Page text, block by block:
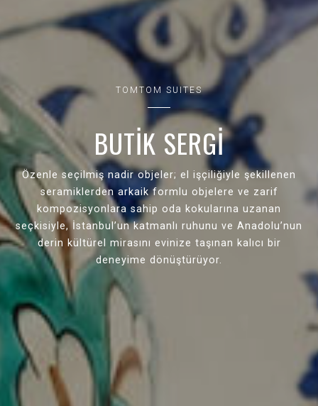
TOMTOM SUITES
BUTİK SERGİ
Özenle seçilmiş nadir objeler; el işçiliğiyle şekillenen
seramiklerden arkaik formlu objelere ve zarif
kompozisyonlara sahip oda kokularına uzanan
seçkisiyle, İstanbul’un katmanlı ruhunu ve Anadolu’nun
derin kültürel mirasını evinize taşınan kalıcı bir
deneyime dönüştürüyor.